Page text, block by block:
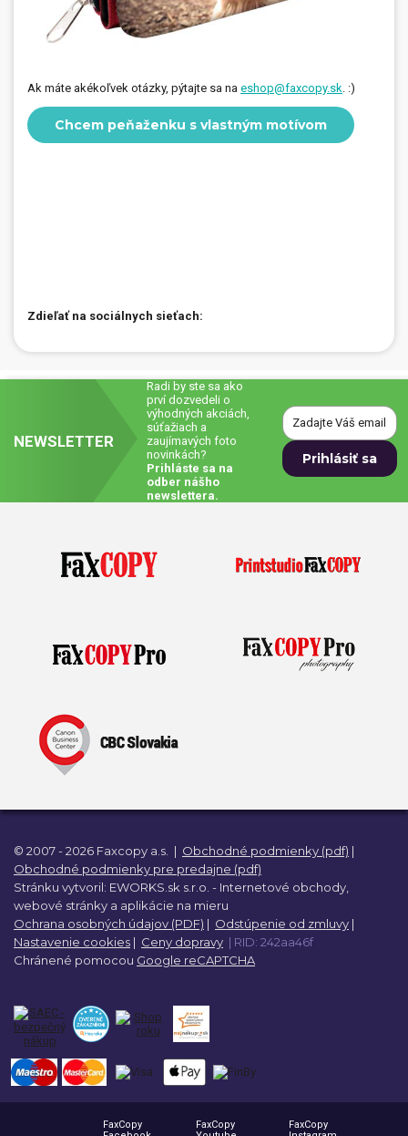
Ak máte akékoľvek otázky, pýtajte sa na eshop@faxcopy.sk. :)
Chcem peňaženku s vlastným motívom
Zdieľať na sociálnych sieťach:
NEWSLETTER
Radi by ste sa ako
prví dozvedeli o
výhodných akciách,
súťažiach a
zaujímavých foto
novinkách?
Prihláste sa na
odber nášho
newslettera.
© 2007 - 2026 Faxcopy a.s. | Obchodné podmienky (pdf) |
Obchodné podmienky pre predajne (pdf)
Stránku vytvoril: EWORKS.sk s.r.o. - Internetové obchody,
webové stránky a aplikácie na mieru
Ochrana osobných údajov (PDF) | Odstúpenie od zmluvy |
Nastavenie cookies | Ceny dopravy | RID: 242aa46f
Chránené pomocou Google reCAPTCHA
FaxCopy
FaxCopy
FaxCopy